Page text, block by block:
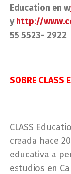
Education en w
yhttp://
55 5523- 2922
SOBRE CLASS
CLASS
creada hace
educativa a
estudios en